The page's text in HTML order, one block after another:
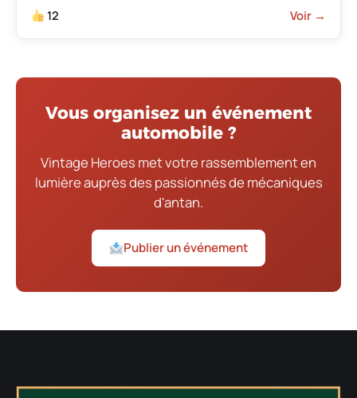
12 Voir →
Vous organisez un événement
automobile ?
Vintage Heroes met votre rassemblement en
lumière auprès des passionnés de mécaniques
d'antan.
Publier un événement